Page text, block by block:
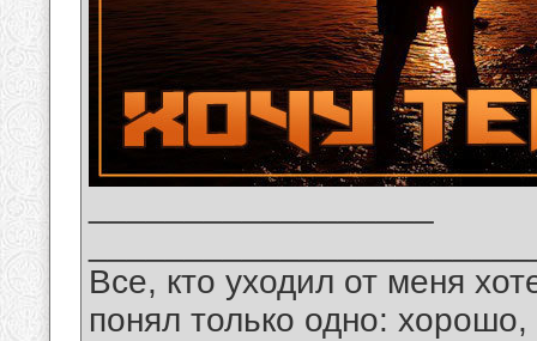
Все, кто уходил от меня
понял только одно: